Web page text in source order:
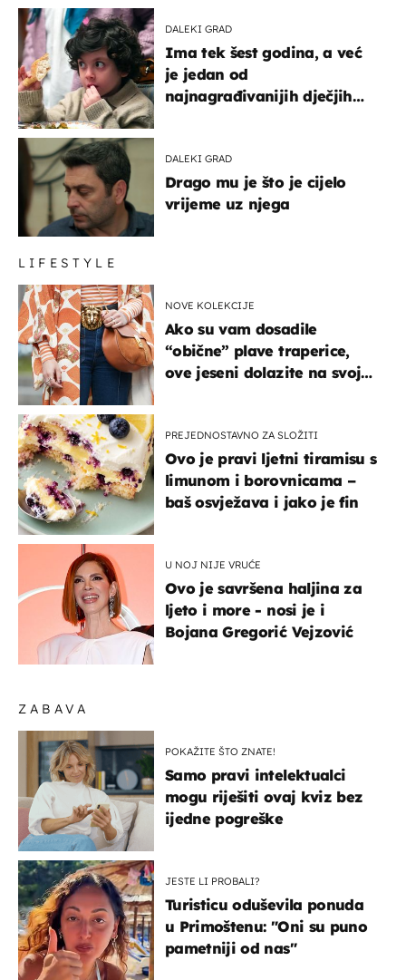
ZABAVA
POKAŽITE ŠTO ZNATE!
Samo pravi intelektualci
mogu riješiti ovaj kviz bez
ijedne pogreške
JESTE LI PROBALI?
Turisticu oduševila ponuda
u Primoštenu: "Oni su puno
pametniji od nas"
DALEKI GRAD
Ima tek šest godina, a već
je jedan od
najnagrađivanijih dječjih
DALEKI GRAD
Drago mu je što je cijelo
vrijeme uz njega
LIFESTYLE
NOVE KOLEKCIJE
Ako su vam dosadile
“obične” plave traperice,
ove jeseni dolazite na svoje
PREJEDNOSTAVNO ZA SLOŽITI
Ovo je pravi ljetni tiramisu s
limunom i borovnicama –
baš osvježava i jako je fin
U NOJ NIJE VRUĆE
Ovo je savršena haljina za
ljeto i more - nosi je i
Bojana Gregorić Vejzović